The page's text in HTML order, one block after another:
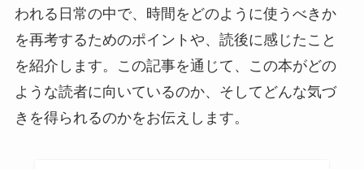
われる日常の中で、時間をどのように使うべきか
を再考するためのポイントや、読後に感じたこと
を紹介します。この記事を通じて、この本がどの
ような読者に向いているのか、そしてどんな気づ
きを得られるのかをお伝えします。